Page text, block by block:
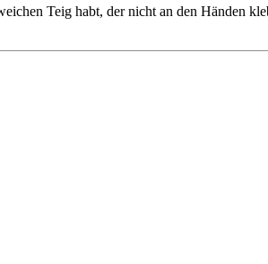
Teig habt, der nicht an den Händen